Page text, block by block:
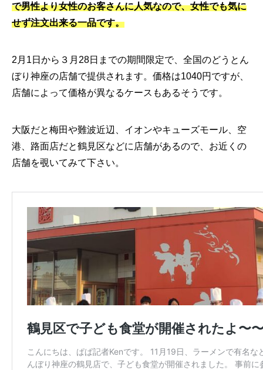
で男性より女性のお客さんに人気なので、女性でも気に
せず注文出来る一品です。
2月1日から３月28日までの期間限定で、全国のどうとん
ぼり神座の店舗で提供されます。価格は1040円ですが、
店舗によって価格が異なるケースもあるそうです。
大阪だと梅田や難波近辺、イオンやキューズモール、空
港、路面店だと鶴見区などに店舗があるので、お近くの
店舗を覗いてみて下さい。